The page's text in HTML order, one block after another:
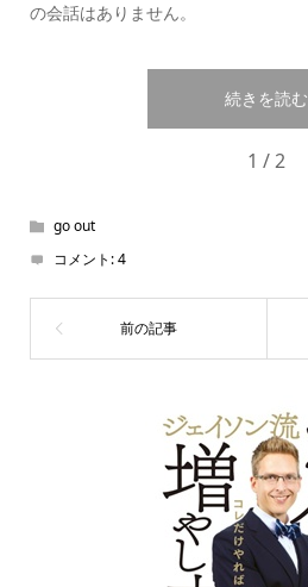
の会話はありません。
続きを読む
1 / 2
go out
コメント:4